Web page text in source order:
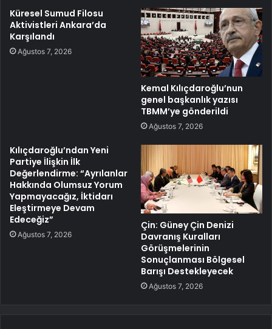
Küresel Sumud Filosu
Aktivistleri Ankara’da
Karşılandı
Ağustos 7, 2026
Kemal Kılıçdaroğlu’nun
genel başkanlık yazısı
TBMM’ye gönderildi
Ağustos 7, 2026
Kılıçdaroğlu’ndan Yeni
Partiye İlişkin İlk
Değerlendirme: “Ayrılanlar
Hakkında Olumsuz Yorum
Yapmayacağız, İktidarı
Eleştirmeye Devam
Edeceğiz”
Ağustos 7, 2026
Çin: Güney Çin Denizi
Davranış Kuralları
Görüşmelerinin
Sonuçlanması Bölgesel
Barışı Destekleyecek
Ağustos 7, 2026